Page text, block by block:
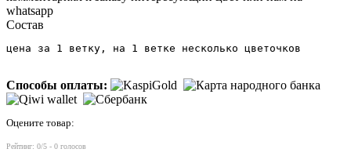
whatsapp
Состав
цена за 1 ветку, на 1 ветке несколько цветочков
Способы оплаты:
Оцените товар:
Рейтинг: 0/5 - 0 голосов